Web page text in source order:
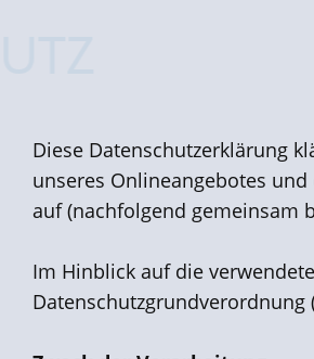
Diese Datenschutzerklärung
unseres Onlineangebote​s
auf (nachfolgend gemeinsam
Im Hinblick auf die
Datenschutzgrundverordnung